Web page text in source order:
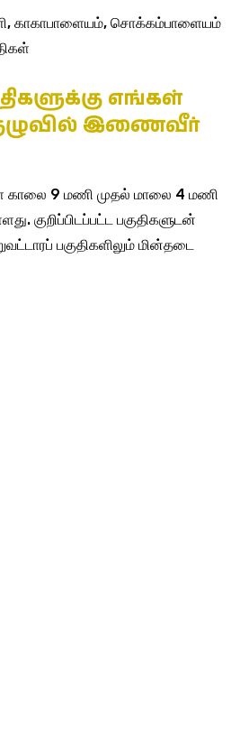
காகாபாளையம், சொக்கம்பாளையம்
எங்கள்
இணைவீர்
9 மணி முதல் மாலை 4 மணி
குறிப்பிடப்பட்ட பகுதிகளுடன்
பகுதிகளிலும் மின்தடை